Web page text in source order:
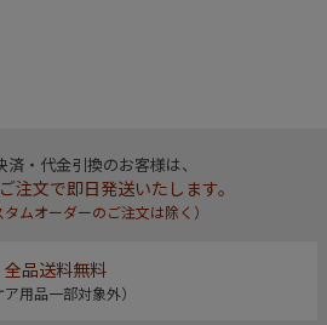
済・代金引換のお客様は、
注文で即日発送いたします。
タムオーダーのご注文は除く）
全品送料無料
ア用品一部対象外）